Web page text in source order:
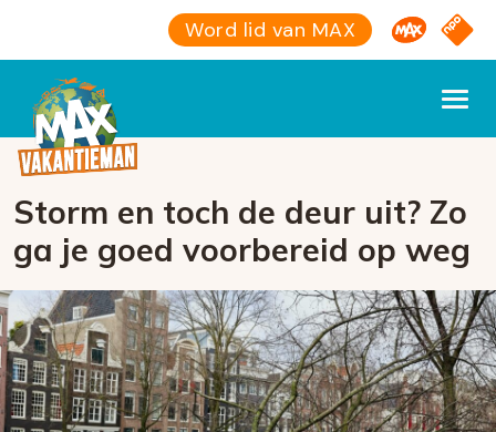
Word lid van MAX Omroep
NPO
Storm en toch de deur uit? Zo
ga je goed voorbereid op weg